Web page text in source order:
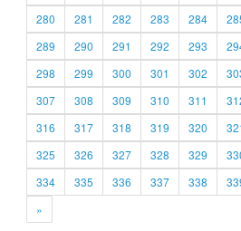
280
281 282 283 284
289
290 291 292 293
298
299 300 301 302
307
308 309 310 311
316
317 318 319 320
325
326 327 328 329
334
335 336 337 338
»